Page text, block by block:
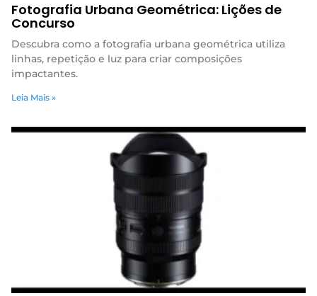
Fotografia Urbana Geométrica: Lições de
Concurso
Descubra como a fotografia urbana geométrica utiliza
linhas, repetição e luz para criar composições
impactantes.
Leia Mais »